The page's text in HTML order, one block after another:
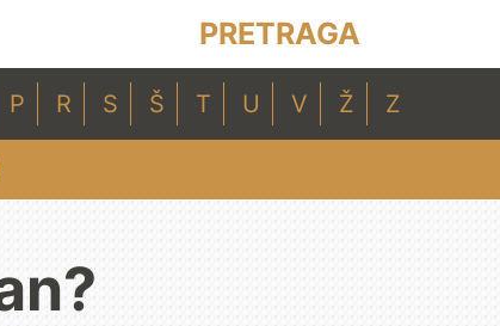
PRETRAGA
P R S Š T U V Ž Z